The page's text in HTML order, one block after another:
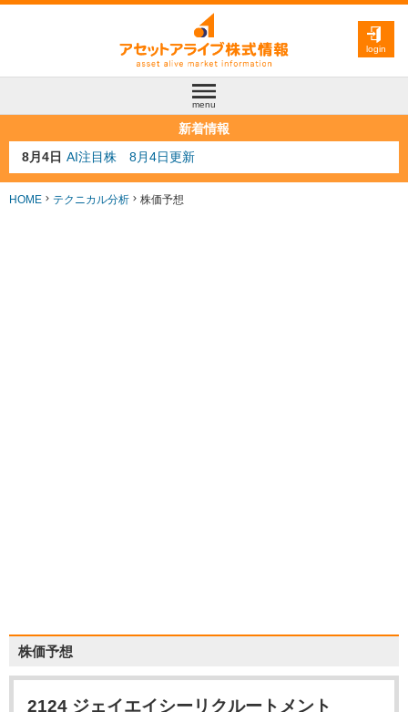
login
menu
新着情報
8月3日 人気業種注目株 8月3日更新
8月2日 金融注目株 8月2日更新
7月29日 日経225シグナル点灯
HOME テクニカル分析 株価予想
株価予想
2124 ジェイエイシーリクルートメント